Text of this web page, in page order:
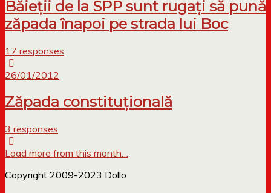
Băieții de la SPP sunt rugați să pună
zăpada înapoi pe strada lui Boc
17 responses
26/01/2012
Zăpada constituțională
3 responses
Load more from this month…
Copyright 2009-2023 Dollo